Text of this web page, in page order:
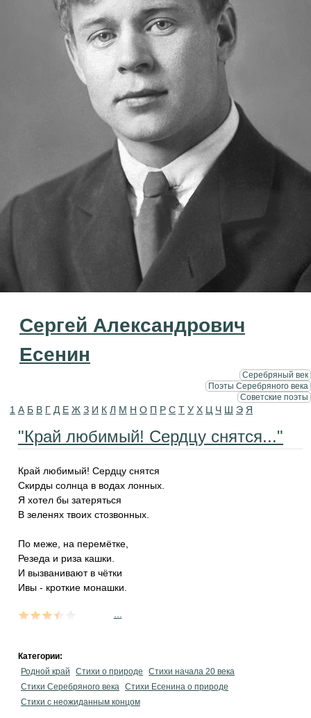
Сергей Александрович
Есенин
Серебряный век
Поэты Серебряного века
Советские поэты
1 А Б В Г Д Е Ж З И К Л М Н О П Р С Т У Х Ц Ч Ш Э Я
"Край любимый! Сердцу снятся..."
Край любимый! Сердцу снятся
Скирды солнца в водах лонных.
Я хотел бы затеряться
В зеленях твоих стозвонных.
По меже, на перемётке,
Резеда и риза кашки.
И вызванивают в чётки
Ивы - кроткие монашки.
Категории:
Родной край
Стихи о природе
Стихи начала 20 века
Стихи Серебряного века
Стихи Есенина о природе
Стихи с неожиданным концом